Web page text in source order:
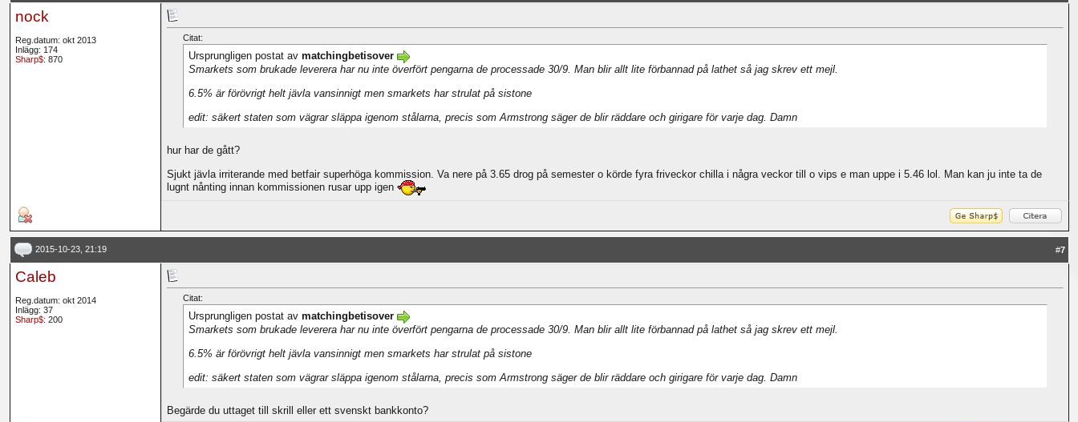
nock
Reg.datum: okt 2013
Inlägg: 174
Sharp$: 870
Citat:
Ursprungligen postat av matchingbetisover
Smarkets som brukade leverera har nu inte överfört pengarna de processade 30/9. Man blir allt lite förbannad på lathet så jag skrev ett mejl.
6.5% är förövrigt helt jävla vansinnigt men smarkets har strulat på sistone
edit: säkert staten som vägrar släppa igenom stålarna, precis som Armstrong säger de blir räddare och girigare för varje dag. Damn
hur har de gått?
Sjukt jävla irriterande med betfair superhöga kommission. Va nere på 3.65 drog på semester o körde fyra friveckor chilla i några veckor till o vips e man uppe i 5.46 lol. Man kan ju inte ta de
lugnt nånting innan kommissionen rusar upp igen
2015-10-23, 21:19 #7
Caleb
Reg.datum: okt 2014
Inlägg: 37
Sharp$: 200
Citat:
Ursprungligen postat av matchingbetisover
Smarkets som brukade leverera har nu inte överfört pengarna de processade 30/9. Man blir allt lite förbannad på lathet så jag skrev ett mejl.
6.5% är förövrigt helt jävla vansinnigt men smarkets har strulat på sistone
edit: säkert staten som vägrar släppa igenom stålarna, precis som Armstrong säger de blir räddare och girigare för varje dag. Damn
Begärde du uttaget till skrill eller ett svenskt bankkonto?